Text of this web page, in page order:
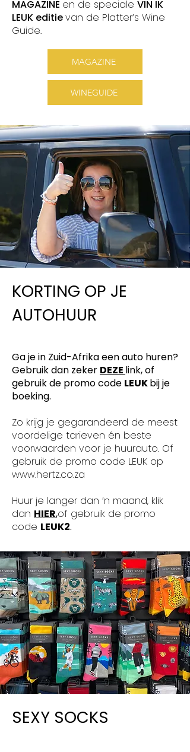
MAGAZINE en de speciale VIN IK
LEUK editievan de Platter’s Wine
Guide.
MAGAZINE
WINEGUIDE
KORTING OP JE
AUTOHUUR
Ga je in Zuid-Afrika een auto huren?
Gebruik dan zeker DEZE link, of
gebruik de promo code LEUKbij je
boeking.
Zo krijg je gegarandeerd de meest
voordelige tarieven én beste
voorwaarden voor je huurauto. Of
gebruik de promo code LEUK op
www.hertz.co.za
Huur je langer dan ’n maand, klik
dan HIER,of gebruik de promo
code LEUK2.​
SEXY SOCKS